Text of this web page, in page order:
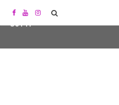
GOT IT